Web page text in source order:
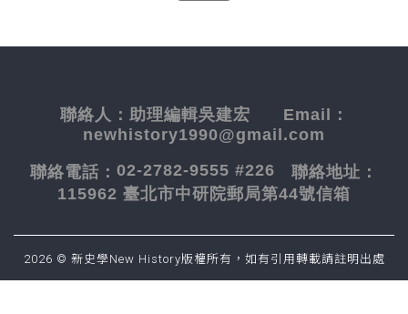
聯絡人： 助理編輯吳建宏 Email：
newhistory1990@gmail.com
聯絡電話： 02-2782-9555 #226 聯絡地址：
115962 臺北市中研院郵局第44號信箱
2026 © 新史學New History版權所有，如有引用轉載請註明出處